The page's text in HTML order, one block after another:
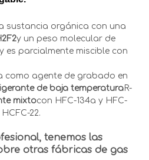
sustancia orgánica con una
y un peso molecular de
y es parcialmente miscible con
como agente de grabado en
de baja temperaturaR-
mixtocon HFC-134a y HFC-
22.
tenemos las
otras fábricas de gas